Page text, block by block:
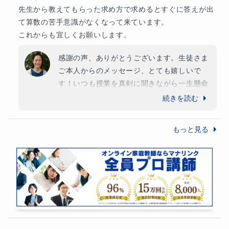
先生から教えてもらった求め方で求めるとすぐに答えが出
て算数の苦手意識がなくなって来ています。
これからも宜しくお願いします。
感謝の声、ありがとうございます。生徒さま
ご本人からのメッセージ、とても嬉しいで
す！いつも授業を真剣に聞きながら一生懸命
取り組んでいますね。算数をわかるようにな
ちがとても伝わってきます。これからももっ
と算数が得意になるように、一緒に頑張って
いきましょう！
続きを読む
もっと見る